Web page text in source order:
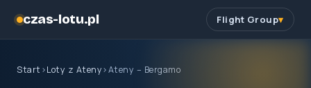
czas-lotu.pl Flight Group
Start ›Loty z Ateny›Ateny – Bergamo